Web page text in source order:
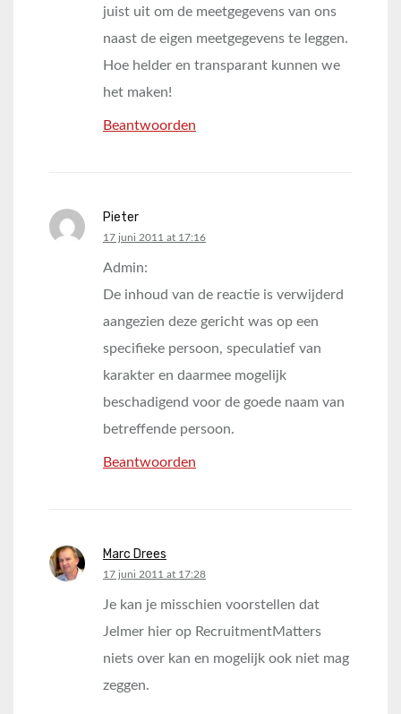
juist uit om de meetgegevens van ons
naast de eigen meetgegevens te leggen.
Hoe helder en transparant kunnen we
het maken!
Beantwoorden
Pieter
says:
17 juni 2011 at 17:16
Admin:
De inhoud van de reactie is verwijderd
aangezien deze gericht was op een
specifieke persoon, speculatief van
karakter en daarmee mogelijk
beschadigend voor de goede naam van
betreffende persoon.
Beantwoorden
Marc Drees
says:
17 juni 2011 at 17:28
Je kan je misschien voorstellen dat
Jelmer hier op RecruitmentMatters
niets over kan en mogelijk ook niet mag
zeggen.